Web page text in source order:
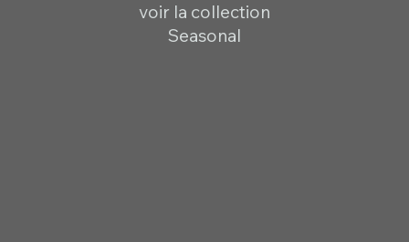
voir la collection
Seasonal